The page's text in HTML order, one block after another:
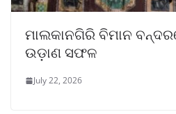
ମାଲକାନଗିରି ବିମାନ
ଉଡ଼ାଣ ସଫଳ
July 22, 2026